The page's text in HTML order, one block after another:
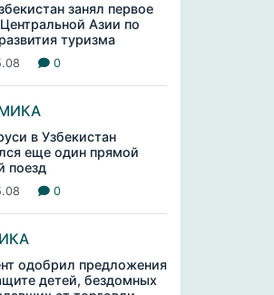
занял первое
Азии по
туризма
0
в Узбекистан
еще один прямой
поезд
0
одобрил предложения
детей, бездомных